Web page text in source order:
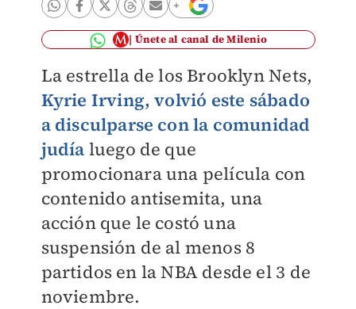
Únete al canal de Milenio
La estrella de los Brooklyn Nets,
Kyrie Irving, volvió este sábado
a disculparse con la comunidad
judía luego de que
promocionara una película con
contenido antisemita, una
acción que le costó una
suspensión de al menos 8
partidos en la NBA desde el 3 de
noviembre.